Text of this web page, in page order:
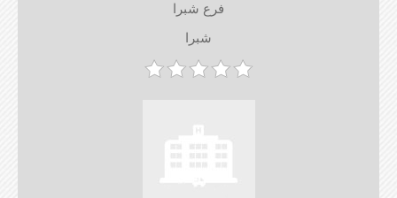
فرع شبرا
شبرا